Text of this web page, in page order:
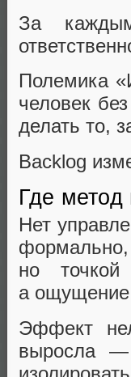
За
Полемика
человек
делать то,
Backlog
Где метод
Нет
но
а ощущение
Эффект
выросла —